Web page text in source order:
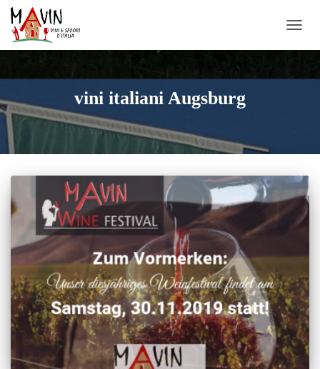
vini italiani Augsburg